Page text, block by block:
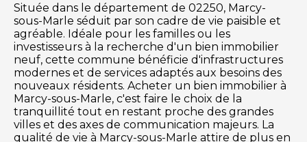
Située dans le département de 02250, Marcy-
sous-Marle séduit par son cadre de vie paisible et
agréable. Idéale pour les familles ou les
investisseurs à la recherche d'un bien immobilier
neuf, cette commune bénéficie d'infrastructures
modernes et de services adaptés aux besoins des
nouveaux résidents. Acheter un bien immobilier à
Marcy-sous-Marle, c'est faire le choix de la
tranquillité tout en restant proche des grandes
villes et des axes de communication majeurs. La
qualité de vie à Marcy-sous-Marle attire de plus en